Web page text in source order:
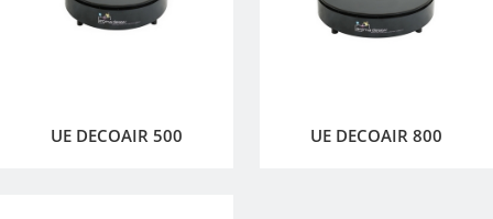
UE DECOAIR 500 UE DECOAIR 800